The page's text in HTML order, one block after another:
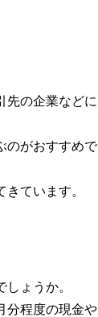
先の企業などに
のがおすすめで
ています。
ょうか。
分程度の現金や